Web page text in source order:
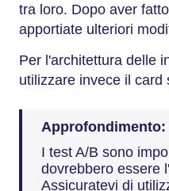
tra loro. Dopo aver
apportiate ulteriori
Per l'architettura delle
utilizzare invece il card
Approfondimento:
I test A/B sono
dovrebbero essere
Assicuratevi di